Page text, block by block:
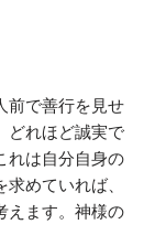
前で善行を見せ
どれほど誠実で
れは自分自身の
めていれば、
えます。神様の